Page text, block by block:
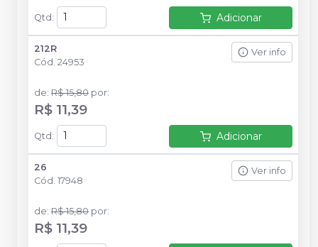
Qtd : Adicionar
212R
Cód. 24953
Ver info
de: R$ 15,80 por:
R$ 11,39
Qtd: Adicionar
26
Cód. 17948
Ver info
de: R$ 15,80 por:
R$ 11,39